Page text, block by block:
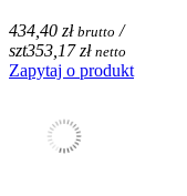
434,40 zł brutto /
szt353,17 zł netto
Zapytaj o produkt